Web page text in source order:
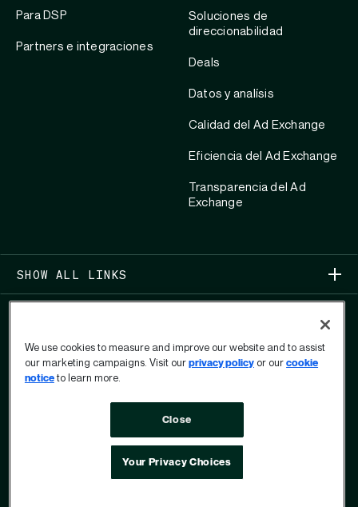
Para DSP
Partners e integraciones
Soluciones de
direccionabilidad
Deals
Datos y analísis
Calidad del Ad Exchange
Eficiencia del Ad Exchange
Transparencia del Ad
Exchange
SHOW ALL LINKS
COPYRIGHT 2026
We use cookies to measure and improve our website and to assist
our marketing campaigns. Visit our privacy policy or ourcookie
noticeto learn more.
Close
Your Privacy Choices